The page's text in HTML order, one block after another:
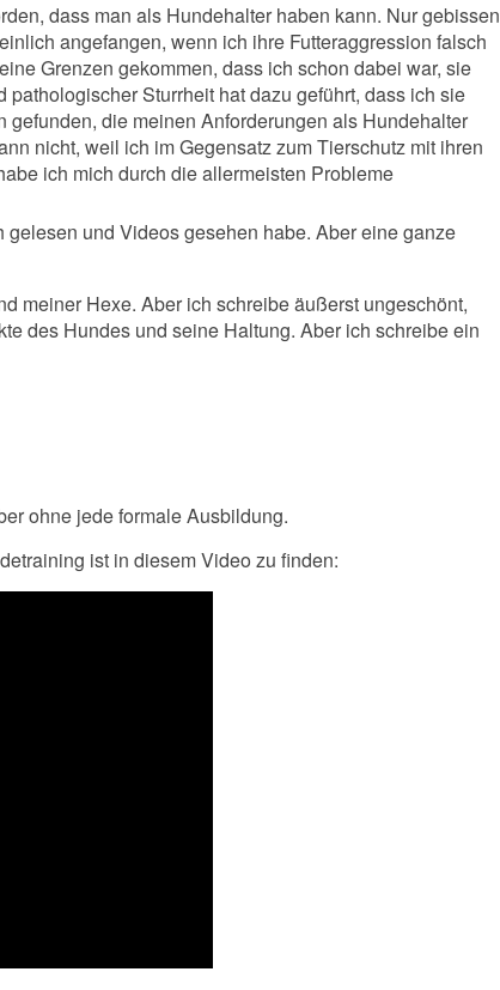
dass man als Hundehalter haben kann. Nur gebissen
angefangen, wenn ich ihre Futteraggression falsch
Grenzen gekommen, dass ich schon dabei war, sie
Sturrheit hat dazu geführt, dass ich sie
die meinen Anforderungen als Hundehalter
nicht, weil ich im Gegensatz zum Tierschutz mit ihren
ich mich durch die allermeisten Probleme
und Videos gesehen habe. Aber eine ganze
meiner Hexe. Aber ich schreibe äußerst ungeschönt,
des Hundes und seine Haltung. Aber ich schreibe ein
ohne jede formale Ausbildung.
ist in diesem Video zu finden: